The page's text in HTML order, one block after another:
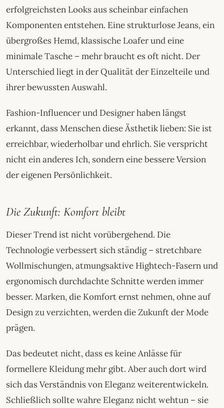
erfolgreichsten Looks aus scheinbar einfachen
Komponenten entstehen. Eine strukturlose Jeans, ein
übergroßes Hemd, klassische Loafer und eine
minimale Tasche – mehr braucht es oft nicht. Der
Unterschied liegt in der Qualität der Einzelteile und
ihrer bewussten Auswahl.
Fashion-Influencer und Designer haben längst
erkannt, dass Menschen diese Ästhetik lieben: Sie ist
erreichbar, wiederholbar und ehrlich. Sie verspricht
nicht ein anderes Ich, sondern eine bessere Version
der eigenen Persönlichkeit.
Die Zukunft: Komfort bleibt
Dieser Trend ist nicht vorübergehend. Die
Technologie verbessert sich ständig – stretchbare
Wollmischungen, atmungsaktive Hightech-Fasern und
ergonomisch durchdachte Schnitte werden immer
besser. Marken, die Komfort ernst nehmen, ohne auf
Design zu verzichten, werden die Zukunft der Mode
prägen.
Das bedeutet nicht, dass es keine Anlässe für
formellere Kleidung mehr gibt. Aber auch dort wird
sich das Verständnis von Eleganz weiterentwickeln.
Schließlich sollte wahre Eleganz nicht wehtun – sie